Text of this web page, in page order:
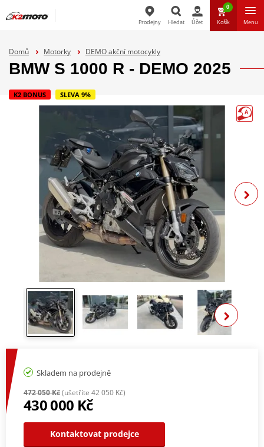
Prodejny Hledat Účet
0
Košík Menu
Domů Motorky DEMO akční motocykly
BMW S 1000 R - DEMO 2025
K2 BONUS SLEVA 9%
Skladem na prodejně
472 050 Kč(ušetříte 42 050 Kč)
430 000 Kč
Kontaktovat prodejce